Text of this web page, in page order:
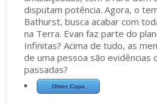
disputam potência. Agora, o
Bathurst, busca acabar com
na Terra. Evan faz parte do
Infinitas? Acima de tudo, as
de uma pessoa são evidências
passadas?
Obter Capa